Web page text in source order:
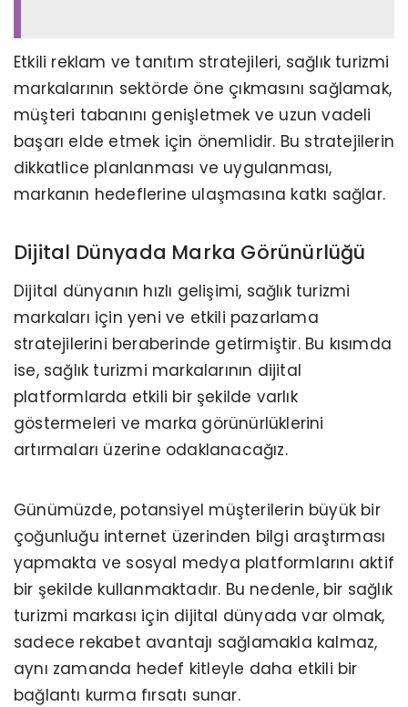
Etkili reklam ve tanıtım stratejileri, sağlık turizmi
markalarının sektörde öne çıkmasını sağlamak,
müşteri tabanını genişletmek ve uzun vadeli
başarı elde etmek için önemlidir. Bu stratejilerin
dikkatlice planlanması ve uygulanması,
markanın hedeflerine ulaşmasına katkı sağlar.
Dijital Dünyada Marka Görünürlüğü
Dijital dünyanın hızlı gelişimi, sağlık turizmi
markaları için yeni ve etkili pazarlama
stratejilerini beraberinde getirmiştir. Bu kısımda
ise, sağlık turizmi markalarının dijital
platformlarda etkili bir şekilde varlık
göstermeleri ve marka görünürlüklerini
artırmaları üzerine odaklanacağız.
Günümüzde, potansiyel müşterilerin büyük bir
çoğunluğu internet üzerinden bilgi araştırması
yapmakta ve sosyal medya platformlarını aktif
bir şekilde kullanmaktadır. Bu nedenle, bir sağlık
turizmi markası için dijital dünyada var olmak,
sadece rekabet avantajı sağlamakla kalmaz,
aynı zamanda hedef kitleyle daha etkili bir
bağlantı kurma fırsatı sunar.